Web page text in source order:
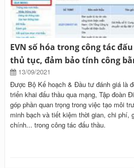
EVN số hóa trong công tác
thủ tục, đảm bảo tính công
13/09/2021
Được Bộ Kế hoạch & Đầu tư đánh giá là
triển khai đấu thầu qua mạng, Tập đoàn
góp phần quan trọng trong việc tạo môi
minh bạch và tiết kiệm thời gian, chi phí,
chính... trong công tác đấu thầu.